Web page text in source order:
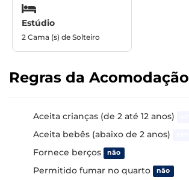
Estúdio
2 Cama (s) de Solteiro
Regras da Acomodação
Aceita crianças (de 2 até 12 anos)
Aceita bebês (abaixo de 2 anos)
Fornece berços não
Permitido fumar no quarto não